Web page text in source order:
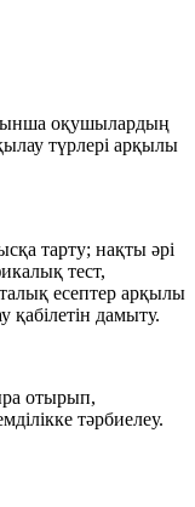
оқушылардың
түрлері арқылы
тарту; нақты әрі
тест,
есептер арқылы
қабілетін дамыту.
отырып,
тәрбиелеу.